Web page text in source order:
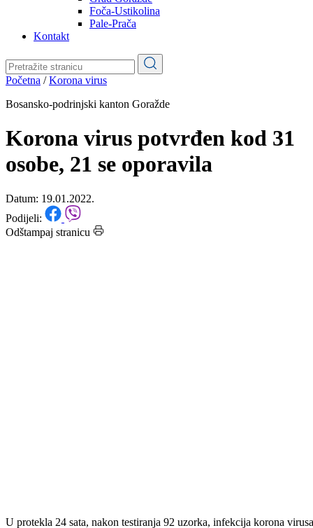
Općine
Pale-Prača
Kontakt
Bosansko-podrinjski kanton Goražde
Korona virus potvrđen kod 31
osobe, 21 se oporavila
Datum: 19.01.2022.